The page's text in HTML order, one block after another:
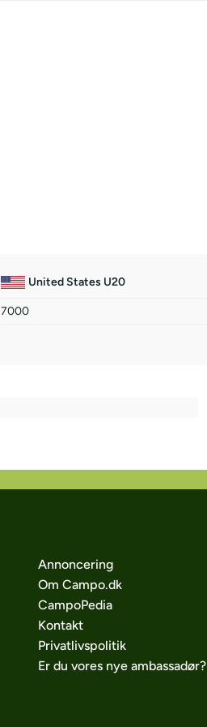
United States U20
7000
Annoncering
Om Campo.dk
CampoPedia
Kontakt
Privatlivspolitik
Er du vores nye ambassadør?